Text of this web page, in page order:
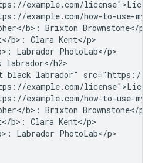
example.com/
example.com/how-to-use-
b>: Brixton Brownstone</p>
b>: Clara Kent</p>
Labrador PhotoLab</p>
labrador</h2>
black labrador"
example.com/
example.com/how-to-use-
b>: Brixton Brownstone</p>
b>: Clara Kent</p>
Labrador PhotoLab</p>